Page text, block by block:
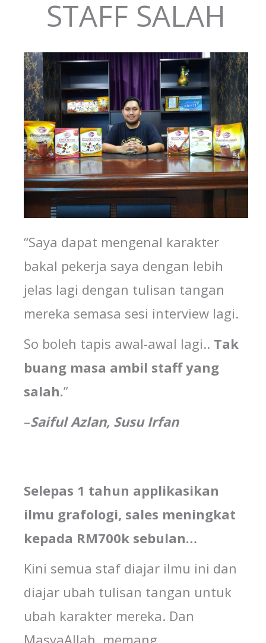
STAFF SALAH
“Saya dapat mengenal karakter
bakal pekerja saya dengan lebih
jelas lagi dengan tulisan tangan
mereka semasa sesi interview lagi.
So boleh tapis awal-awal lagi.. Tak
buang masa ambil staff yang
salah.”
–Saiful Azlan, SusuIrfan
Selepas 1 tahun applikasikan
ilmu grafologi, sales meningkat
kepada RM700k sebulan…
Kini semua staf diajar ilmu ini dan
diajar ubah tulisan tangan untuk
ubah karakter mereka. Dan
MasyaAllah, memang